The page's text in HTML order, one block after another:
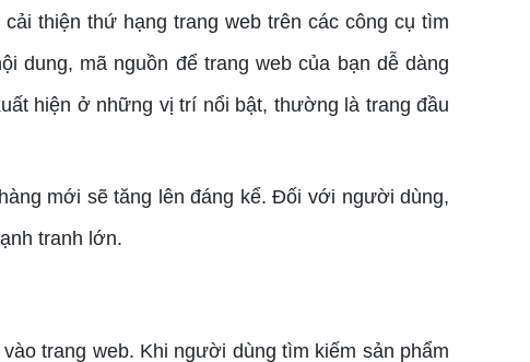
thiện thứ hạng trang web trên các công cụ tìm
dung, mã nguồn để trang web của bạn dễ dàng
hiện ở những vị trí nổi bật, thường là trang đầu
mới sẽ tăng lên đáng kể. Đối với người dùng,
tranh lớn.
trang web. Khi người dùng tìm kiếm sản phẩm